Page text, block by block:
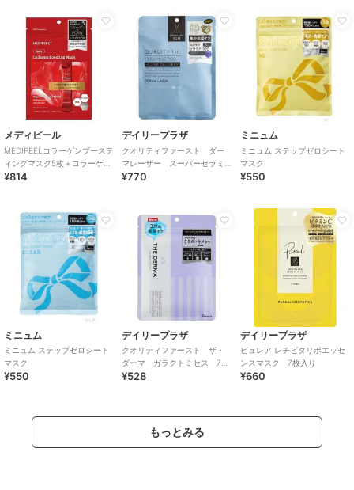
メディピール
MEDIPEELコラーゲンブーステ
ィングマスク5枚＋コラーゲン
ラッピングマスク4mL(韓国コ
¥814
デイリープラザ
クオリティファースト ダー
マレーザー スーパーセラミ
ド100マスク 7枚入り
¥770
ミニュム
ミニュム ステップゼロシート
マスク
¥550
ミニュム
ミニュム ステップゼロシート
マスク
¥550
デイリープラザ
クオリティファースト ザ・
ダーマ ガラクトミセス 7枚
入り
¥528
デイリープラザ
ピュレア レチビタリポエッセ
ンスマスク 7枚入り
¥660
もっとみる